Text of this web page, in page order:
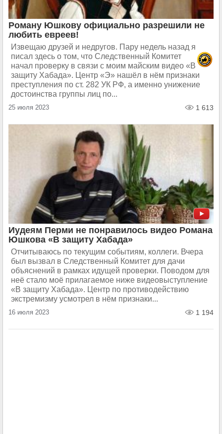
Роману Юшкову официально разрешили не
любить евреев!
Извещаю друзей и недругов. Пару недель назад я
писал здесь о том, что Следственный Комитет
начал проверку в связи с моим майским видео «В
защиту Хабада». Центр «Э» нашёл в нём признаки
преступления по ст. 282 УК РФ, а именно унижение
достоинства группы лиц по...
25 июля 2023 1 613
Иудеям Перми не понравилось видео Романа
Юшкова «В защиту Хабада»
Отчитываюсь по текущим событиям, коллеги. Вчера
был вызвал в Следственный Комитет для дачи
объяснений в рамках идущей проверки. Поводом для
неё стало моё прилагаемое ниже видеовыступление
«В защиту Хабада». Центр по противодействию
экстремизму усмотрел в нём признаки...
16 июля 2023 1 194